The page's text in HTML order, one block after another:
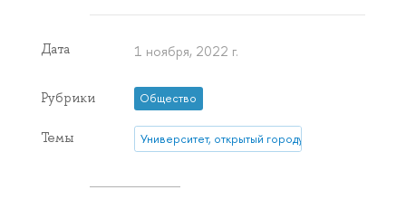
Дата 1 ноября, 2022 г.
Рубрики Общество
Темы Университет, открытый городу